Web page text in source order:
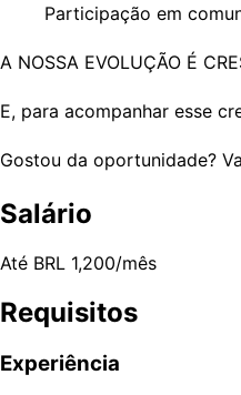
Participação em
A NOSSA EVOLUÇÃO É
E, para acompanhar esse
Gostou da oportunidade?
Salário
Até BRL 1,200/mês
Requisitos
Experiência